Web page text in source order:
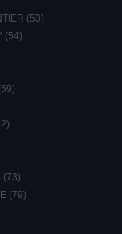
(53)
(54)
(73)
(79)